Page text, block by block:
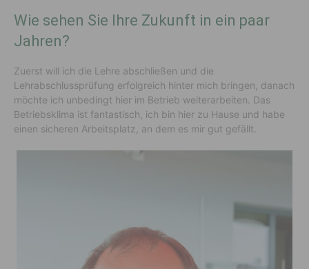
Wie sehen Sie Ihre Zukunft in ein paar
Jahren?
Zuerst will ich die Lehre abschließen und die
Lehrabschlussprüfung erfolgreich hinter mich bringen, danach
möchte ich unbedingt hier im Betrieb weiterarbeiten. Das
Betriebsklima ist fantastisch, ich bin hier zu Hause und habe
einen sicheren Arbeitsplatz, an dem es mir gut gefällt.